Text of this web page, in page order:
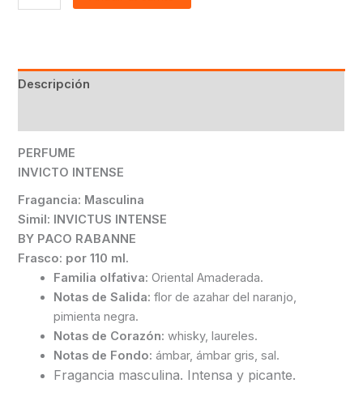
Descripción
PERFUME
INVICTO INTENSE
Fragancia: Masculina
Simil: INVICTUS INTENSE
BY PACO RABANNE
Frasco: por 110 ml.
Familia olfativa:Oriental Amaderada.
Notas de Salida: flor de azahar del naranjo,
pimienta negra.
Notas de Corazón: whisky, laureles.
Notas de Fondo: ámbar, ámbar gris, sal.
Fragancia masculina. Intensa y picante.